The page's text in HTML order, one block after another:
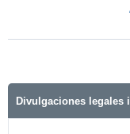
Divulgaciones legales